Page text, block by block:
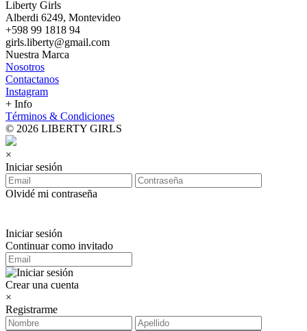
Liberty Girls
Alberdi 6249, Montevideo
+598 99 1818 94
girls.liberty@gmail.com
Nuestra Marca
Nosotros
Contactanos
Instagram
+ Info
Términos & Condiciones
© 2026 LIBERTY GIRLS
×
Iniciar sesión
Olvidé mi contraseña
Iniciar sesión
Continuar como invitado
Crear una cuenta
×
Registrarme